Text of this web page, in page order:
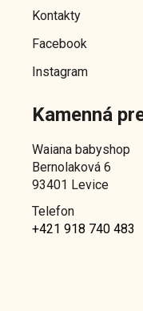
Kontakty
Facebook
Instagram
Kamenná
Waiana babyshop
Bernolaková 6
93401 Levice
Telefon
+421 918 740 483